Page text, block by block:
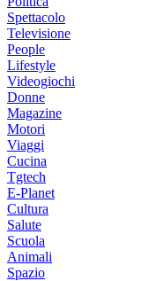
Spettacolo
Televisione
People
Lifestyle
Videogiochi
Donne
Magazine
Motori
Viaggi
Cucina
Tgtech
E-Planet
Cultura
Salute
Scuola
Animali
Spazio